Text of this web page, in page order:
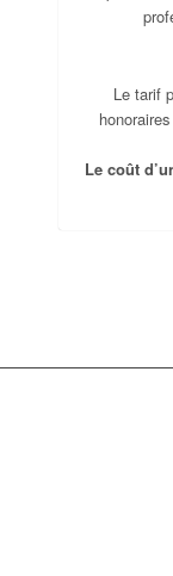
Le tarif
Le coût